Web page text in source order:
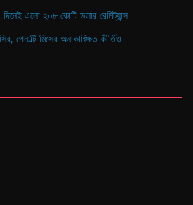
এলো ২০৮ কোটি ডলার রেমিট্যান্স
পেনাল্টি মিসের অনাকাঙ্ক্ষিত কীর্তিও